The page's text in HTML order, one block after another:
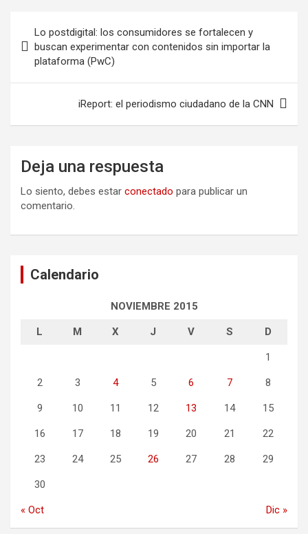
de
entradas
Lo postdigital: los consumidores se fortalecen y
buscan experimentar con contenidos sin importar la
plataforma (PwC)
iReport: el periodismo ciudadano de la CNN
Deja una respuesta
Lo siento, debes estar conectado para publicar un
comentario.
Calendario
NOVIEMBRE 2015
L M X J V S D
1
2 3 4 5 6 7 8
9 10 11 12 13 14 15
16 17 18 19 20 21 22
23 24 25 26 27 28 29
30
« Oct Dic »